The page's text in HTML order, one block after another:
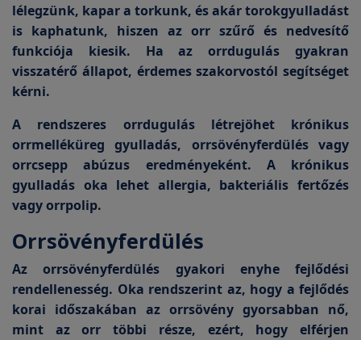
lélegzünk, kapar a torkunk, és akár torokgyulladást
is kaphatunk, hiszen az orr szűrő és nedvesítő
funkciója kiesik. Ha az orrdugulás gyakran
visszatérő állapot, érdemes szakorvostól segítséget
kérni.
A rendszeres orrdugulás létrejöhet krónikus
orrmelléküreg gyulladás, orrsövényferdülés vagy
orrcsepp abúzus eredményeként. A krónikus
gyulladás oka lehet allergia, bakteriális fertőzés
vagy orrpolip.
Orrsövényferdülés
Az orrsövényferdülés gyakori enyhe fejlődési
rendellenesség. Oka rendszerint az, hogy a fejlődés
korai időszakában az orrsövény gyorsabban nő,
mint az orr többi része, ezért, hogy elférjen